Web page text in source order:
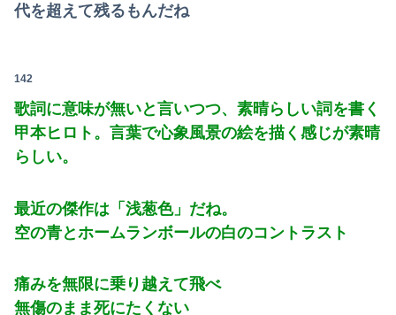
代を超えて残るもんだね
142
歌詞に意味が無いと言いつつ、素晴らしい詞を書く
甲本ヒロト。言葉で心象風景の絵を描く感じが素晴
らしい。
最近の傑作は「浅葱色」だね。
空の青とホームランボールの白のコントラスト
痛みを無限に乗り越えて飛べ
無傷のまま死にたくない